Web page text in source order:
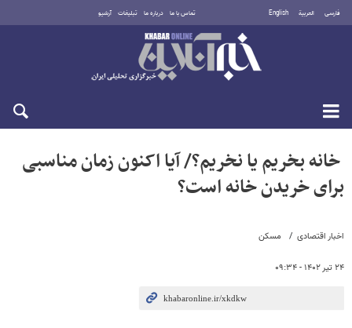
فارسی العربية English تماس با ما درباره ما تبلیغات آرشیو
یکشنبه ۱۸ مرداد ۱۴۰۵
اخبار اقتصادی مسکن
۲۴ تیر ۱۴۰۲ - ۰۹:۳۴
خانه بخریم یا نخریم؟/ آیا اکنون زمان مناسبی
برای خریدن خانه است؟